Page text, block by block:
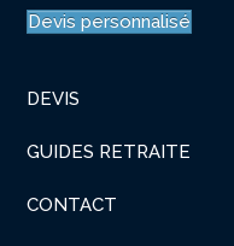
Devis personnalisé
DEVIS
GUIDES RETRAITE
CONTACT